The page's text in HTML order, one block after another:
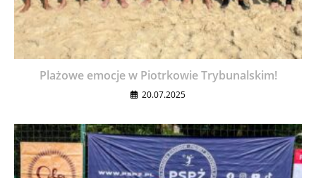
Plażowe emocje w Piotrkowie Trybunalskim!
20.07.2025